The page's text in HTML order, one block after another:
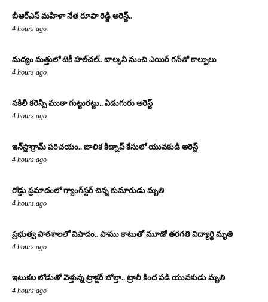
బీఆర్ఎస్ మహిళా నేత రూపా రెడ్డి అరెస్ట్..
4 hours ago
మద్యం మత్తులో టెకీ హల్‌చల్.. బాల్కనీ నుంచి ఎయిర్ గన్‌తో కాల్పులు
4 hours ago
నకిలీ కరెన్సీ ముఠా గుట్టురట్టు.. ఏడుగురు అరెస్ట్
4 hours ago
ఇన్‌స్టాగ్రామ్ పరిచయం.. బాలిక కిడ్నాప్ కేసులో యువకుడి అరెస్ట్
4 hours ago
రోడ్డు ప్రమాదంలో గ్యాంగ్‌స్టర్ చిన్న కుమారుడు మృతి
4 hours ago
ప్రభుత్వ పాఠశాలలో విషాదం.. పాము కాటుతో మూడో తరగతి విద్యార్థి మృతి
4 hours ago
ఇటుకల లోడుతో వెళ్తున్న ట్రాక్టర్ బోల్తా.. ట్రాలీ కింద పడి యువకుడు మృతి
4 hours ago